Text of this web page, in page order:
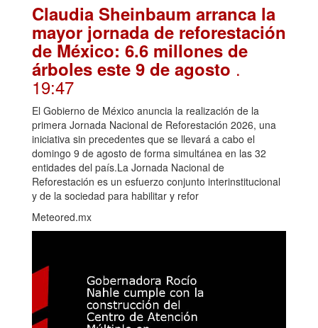
Claudia Sheinbaum arranca la
mayor jornada de reforestación
de México: 6.6 millones de
árboles este 9 de agosto .
19:47
El Gobierno de México anuncia la realización de la
primera Jornada Nacional de Reforestación 2026, una
iniciativa sin precedentes que se llevará a cabo el
domingo 9 de agosto de forma simultánea en las 32
entidades del país.La Jornada Nacional de
Reforestación es un esfuerzo conjunto interinstitucional
y de la sociedad para habilitar y refor
Meteored.mx